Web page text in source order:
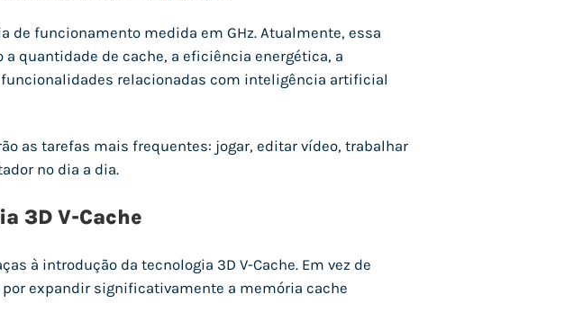
de funcionamento medida em GHz. Atualmente, essa
quantidade de cache, a eficiência energética, a
relacionadas com inteligência artificial
as tarefas mais frequentes: jogar, editar vídeo, trabalhar
no dia a dia.
3D V-Cache
à introdução da tecnologia 3D V-Cache. Em vez de
expandir significativamente a memória cache